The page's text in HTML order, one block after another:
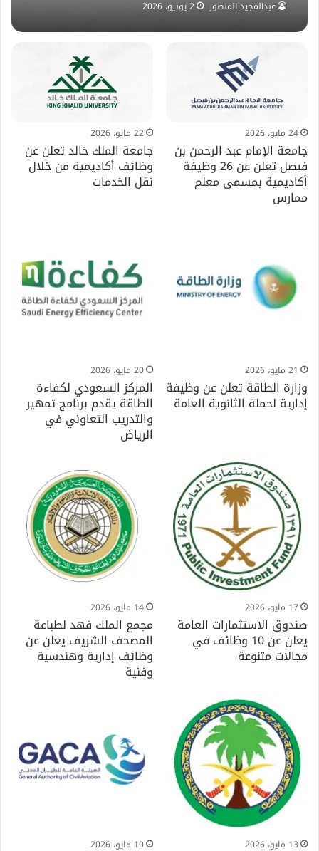
عبدالمجيد المنصور 2 يونيو، 2026
24 مايو، 2026
جامعة الإمام عبد الرحمن بن
فيصل تعلن عن 26 وظيفة
أكاديمية بمسمى معلم
ممارس
22 مايو، 2026
جامعة الملك خالد تعلن عن
وظائف أكاديمية من خلال
نقل الخدمات
21 مايو، 2026
وزارة الطاقة تعلن عن وظيفة
إدارية لحملة الثانوية العامة
20 مايو، 2026
المركز السعودي لكفاءة
الطاقة يقدم برنامج تمهير
والتدريب التعاوني في
الرياض
17 مايو، 2026
صندوق الاستثمارات العامة
يعلن عن 10 وظائف في
مجالات متنوعة
14 مايو، 2026
مجمع الملك فهد لطباعة
المصحف الشريف يعلن عن
وظائف إدارية وهندسية
وفنية
13 مايو، 2026 10 مايو، 2026